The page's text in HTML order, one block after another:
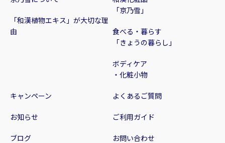
「和漢植物エキス」が大切な理
由
「京乃雪」
食べる・暮らす
「きょうの暮らし」
ボディケア
・化粧小物
キャンペーン
お知らせ
ブログ
よくあるご質問
ご利用ガイド
お問い合わせ